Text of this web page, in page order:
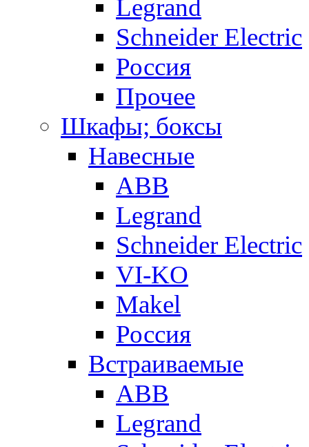
Legrand
Schneider Electric
Россия
Прочее
Шкафы; боксы
Навесные
ABB
Legrand
Schneider Electric
VI-KO
Makel
Россия
Встраиваемые
ABB
Legrand